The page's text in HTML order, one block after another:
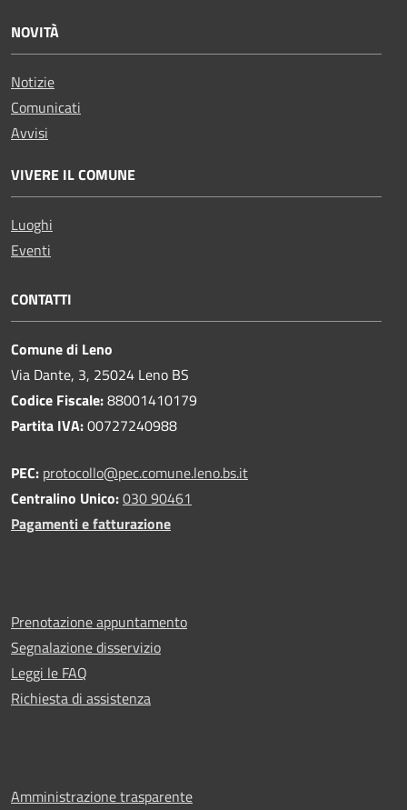
NOVITÀ
Notizie
Comunicati
Avvisi
VIVERE IL COMUNE
Luoghi
Eventi
CONTATTI
Comune di Leno
Via Dante, 3, 25024 Leno BS
Codice Fiscale:88001410179
Partita IVA:00727240988
PEC: protocollo@pec.comune.leno.bs.it
Centralino Unico:030 90461
Pagamenti e fatturazione
Prenotazione appuntamento
Segnalazione disservizio
Leggi le FAQ
Richiesta di assistenza
Amministrazione trasparente